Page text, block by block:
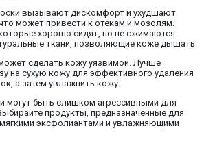
вызывают дискомфорт и ухудшают
может привести к отекам и мозолям.
хорошо сидят, но не сжимаются.
ткани, позволяющие коже дышать.
сделать кожу уязвимой. Лучше
на сухую кожу для эффективного удаления
а затем увлажнить кожу.
могут быть слишком агрессивными для
продукты, предназначенные для
мягкими эксфолиантами и увлажняющими